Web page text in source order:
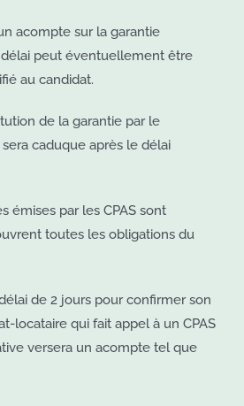
acompte sur la garantie
peut éventuellement être
au candidat.
de la garantie par le
sera caduque après le délai
émises par les CPAS sont
toutes les obligations du
de 2 jours pour confirmer son
locataire qui fait appel à un CPAS
versera un acompte tel que